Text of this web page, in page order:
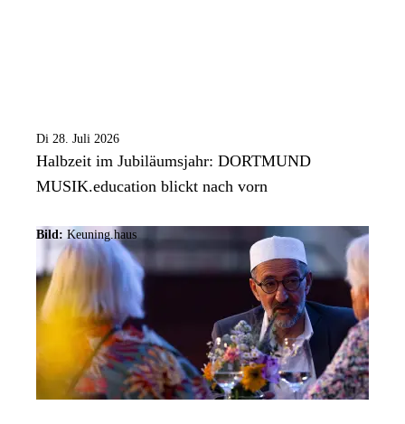
Di 28. Juli 2026
Halbzeit im Jubiläumsjahr: DORTMUND
MUSIK.education blickt nach vorn
Bild: Keuning.haus